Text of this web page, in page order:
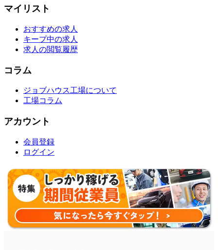
マイリスト
おすすめの求人
キープ中の求人
求人の閲覧履歴
コラム
ジョブハウス工場について
工場コラム
アカウント
会員登録
ログイン